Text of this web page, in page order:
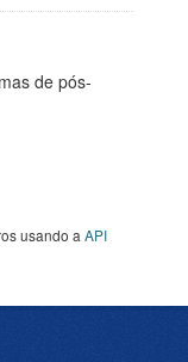
de pós-
usando a API